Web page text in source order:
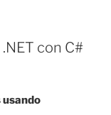
con C#